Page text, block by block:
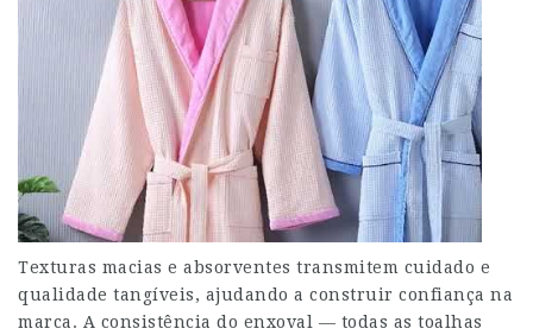
Texturas macias e absorventes transmitem cuidado e
qualidade tangíveis, ajudando a construir confiança na
marca. A consistência do enxoval — todas as toalhas